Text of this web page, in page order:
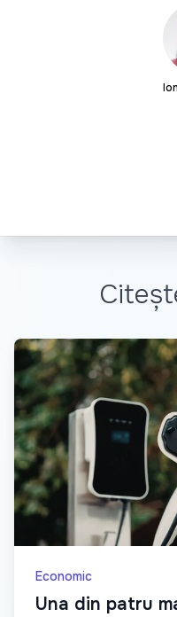
Economic
Una din patru